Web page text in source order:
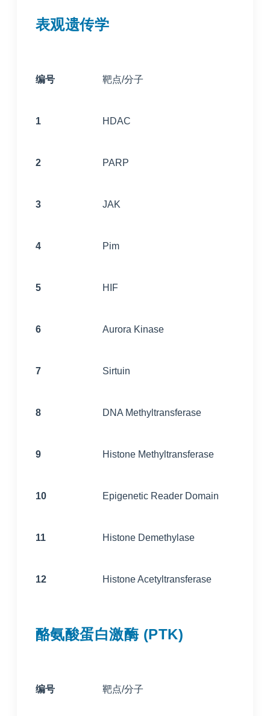
表观遗传学
编号 靶点/分子
1 HDAC
2 PARP
3 JAK
4 Pim
5 HIF
6 Aurora Kinase
7 Sirtuin
8 DNA Methyltransferase
9 Histone Methyltransferase
10 Epigenetic Reader Domain
11 Histone Demethylase
12 Histone Acetyltransferase
酪氨酸蛋白激酶 (PTK)
编号 靶点/分子